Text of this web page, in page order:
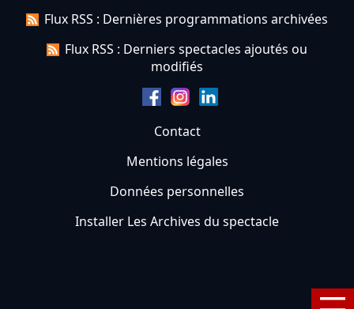
Flux RSS : Dernières programmations archivées
Flux RSS : Derniers spectacles ajoutés ou
modifiés
Contact
Mentions légales
Données personnelles
Installer Les Archives du spectacle